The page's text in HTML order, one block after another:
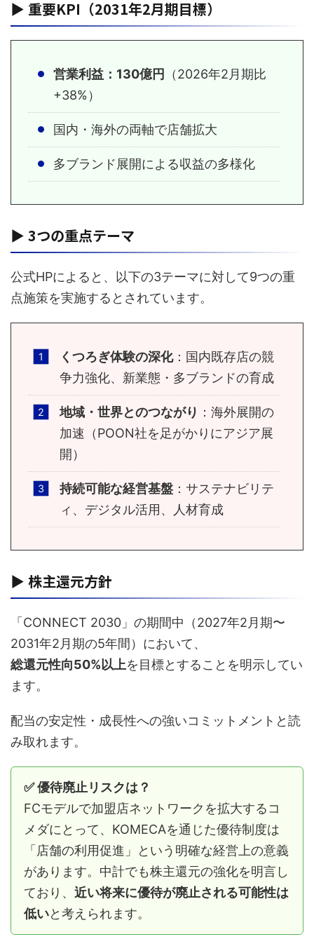
▶ 重要KPI（2031年2月期目標）
営業利益：130億円
（2026年2月期比
+38%）
国内・海外の両軸で店舗拡大
多ブランド展開による収益の多様化
▶ 3つの重点テーマ
公式HPによると、以下の3テーマに対して9つの重
点施策を実施するとされています。
くつろぎ体験の深化：国内既存店の競
争力強化、新業態・多ブランドの育成
地域・世界とのつながり ：海外展開の
加速（POON社を足がかりにアジア展
開）
持続可能な経営基盤 ：サステナビリテ
ィ、デジタル活用、人材育成
▶ 株主還元方針
「CONNECT 2030」の期間中（2027年2月期〜
2031年2月期の5年間）において、
総還元性向50%以上を目標とすることを明示してい
ます。
配当の安定性・成長性への強いコミットメントと読
み取れます。
✅ 優待廃止リスクは？
FCモデルで加盟店ネットワークを拡大するコ
メダにとって、KOMECAを通じた優待制度は
「店舗の利用促進」という明確な経営上の意義
があります。中計でも株主還元の強化を明言し
ており、 近い将来に優待が廃止される可能性は
低いと考えられます。